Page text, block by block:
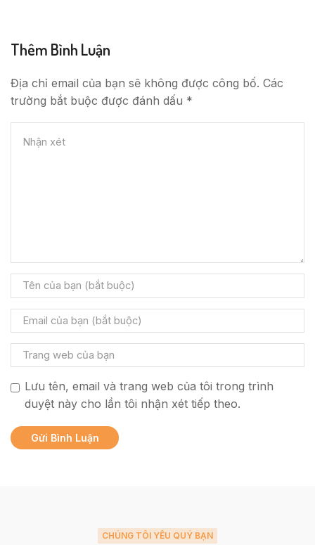
Thêm Bình Luận
Địa chỉ email của bạn sẽ không được công bố. Các
trường bắt buộc được đánh dấu *
Lưu tên, email và trang web của tôi trong trình
duyệt này cho lần tôi nhận xét tiếp theo.
CHÚNG TÔI YÊU QUÝ BẠN